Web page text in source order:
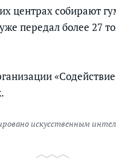
центрах собирают
передал более 27
искусственным